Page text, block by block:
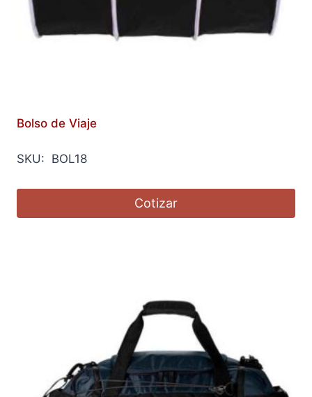
Bolso de Viaje
SKU: BOL18
Cotizar